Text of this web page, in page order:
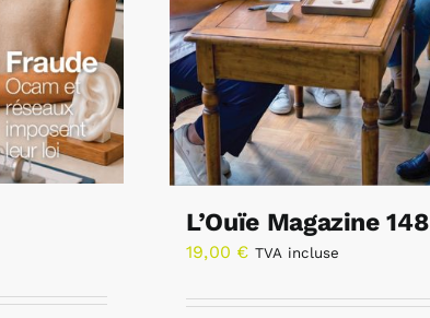
L’Ouïe Magazine 148
19,00 € TVA incluse